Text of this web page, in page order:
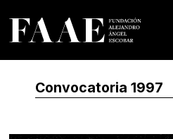
Convocatoria 1997